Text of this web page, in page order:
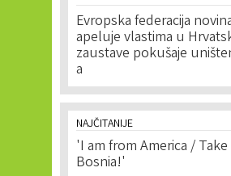
Evropska federacija
apeluje vlastima u
zaustave pokušaje
a
NAJČITANIJE
'I am from America /
Bosnia!'